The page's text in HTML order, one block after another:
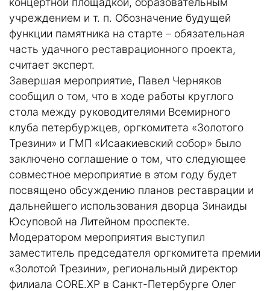
учреждением и т. п. Обозначение будущей
функции памятника на старте – обязательная
часть удачного реставрационного проекта,
считает эксперт.
Завершая мероприятие, Павел Черняков
сообщил о том, что в ходе работы круглого
стола между руководителями Всемирного
клуба петербуржцев, оргкомитета «Золотого
Трезини» и ГМП «Исаакиевский собор» было
заключено соглашение о том, что следующее
совместное мероприятие в этом году будет
посвящено обсуждению планов реставрации и
дальнейшего использования дворца Зинаиды
Юсуповой на Литейном проспекте.
Модератором мероприятия выступил
заместитель председателя оргкомитета премии
«Золотой Трезини», региональный директор
филиала CORE.XP в Санкт-Петербурге Олег